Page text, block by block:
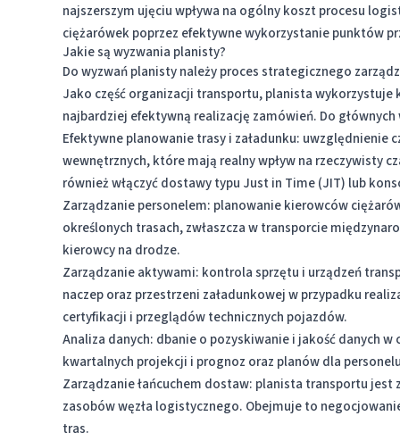
najszerszym ujęciu wpływa na ogólny koszt procesu
ciężarówek poprzez efektywne wykorzystanie punktów
Jakie są wyzwania planisty?
Do wyzwań planisty należy proces strategicznego
Jako część organizacji transportu, planista wykorzystuje
najbardziej efektywną realizację zamówień. Do
Efektywne planowanie trasy i załadunku: uwzględnienie
wewnętrznych, które mają realny wpływ na rzeczywisty
również włączyć dostawy typu Just in Time (JIT) lub
Zarządzanie personelem: planowanie kierowców
określonych trasach, zwłaszcza w transporcie
kierowcy na drodze.
Zarządzanie aktywami: kontrola sprzętu i urządzeń
naczep oraz przestrzeni załadunkowej w przypadku
certyfikacji i przeglądów technicznych pojazdów.
Analiza danych: dbanie o pozyskiwanie i jakość danych
kwartalnych projekcji i prognoz oraz planów dla
Zarządzanie łańcuchem dostaw: planista transportu
zasobów węzła logistycznego. Obejmuje to
tras.